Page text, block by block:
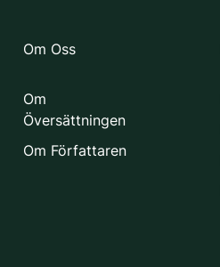
Om Oss
Om
Översättningen
Om Författaren